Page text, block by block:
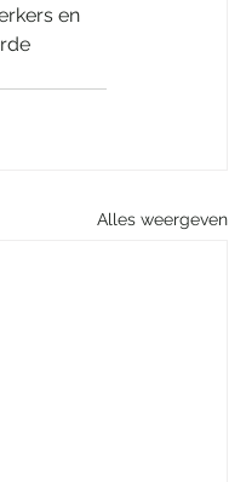
en
Alles weergeven